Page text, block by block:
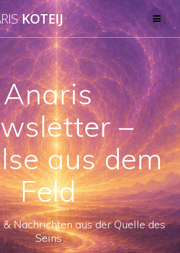
Skip
to
content
KOTEIJ
Anaris
–
aus dem
Feld
Nachrichten aus der Quelle des
Seins